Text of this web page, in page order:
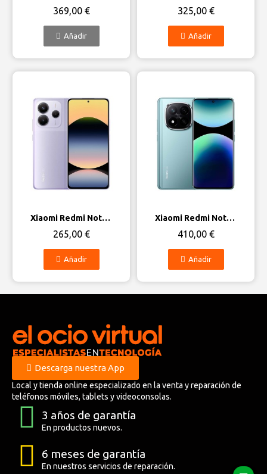
369,00 €
Añadir
325,00 €
Añadir
Vista rápida Xiaomi Redmi Note 14 5G
265,00 €
Añadir
Vista rápida Xiaomi Redmi Note 14 Pro Plus 5G
410,00 €
Añadir
Descarga nuestra App
Local y tienda online especializado en la venta y reparación de
teléfonos móviles, tablets y videoconsolas.
3 años de garantía
En productos nuevos.
6 meses de garantía
En nuestros servicios de reparación.